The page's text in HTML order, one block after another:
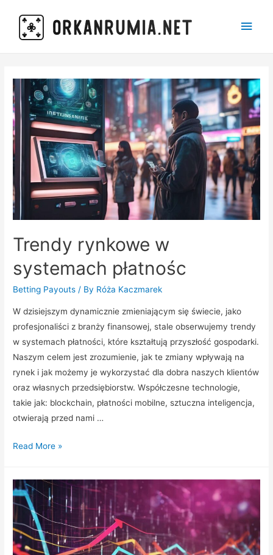
Main
Trendy rynkowe w
systemach płatnośc
Betting Payouts / By Róża Kaczmarek
W dzisiejszym dynamicznie zmieniającym się świecie, jako
profesjonaliści z branży finansowej, stale obserwujemy trendy
w systemach płatności, które kształtują przyszłość gospodarki.
Naszym celem jest zrozumienie, jak te zmiany wpływają na
rynek i jak możemy je wykorzystać dla dobra naszych klientów
oraz własnych przedsiębiorstw. Współczesne technologie,
takie jak: blockchain, płatności mobilne, sztuczna inteligencja,
otwierają przed nami …
Trendy
systemach
płatnośc
Read More »